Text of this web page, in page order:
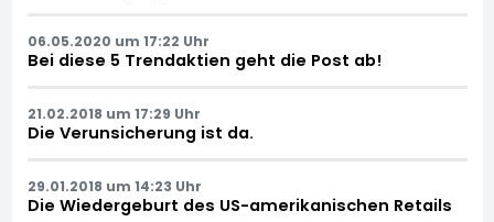
06.05.2020 um 17:22 Uhr
Bei diese 5 Trendaktien geht die Post ab!
21.02.2018 um 17:29 Uhr
Die Verunsicherung ist da.
29.01.2018 um 14:23 Uhr
Die Wiedergeburt des US-amerikanischen Retails